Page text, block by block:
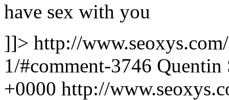
have sex with you
]]> http://
1/#comment-3746 Quentin
+0000 http://